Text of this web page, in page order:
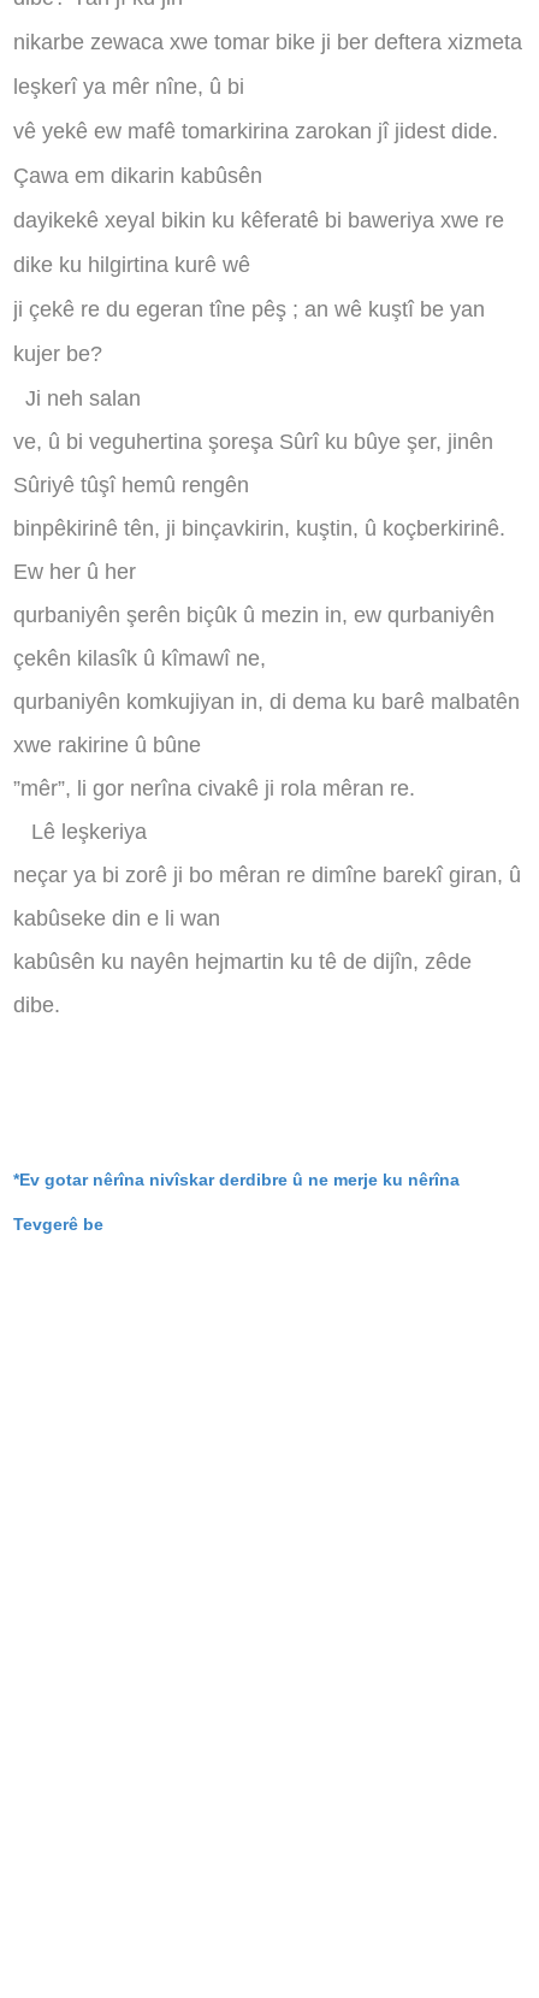
nikarbe zewaca xwe tomar bike ji ber deftera xizmeta
leşkerî ya mêr nîne, û bi
vê yekê ew mafê tomarkirina zarokan jî jidest dide.
Çawa em dikarin kabûsên
dayikekê xeyal bikin ku kêferatê bi baweriya xwe re
dike ku hilgirtina kurê wê
ji çekê re du egeran tîne pêş ; an wê kuştî be yan
kujer be?
Ji neh salan
ve, û bi veguhertina şoreşa Sûrî ku bûye şer, jinên
Sûriyê tûşî hemû rengên
binpêkirinê tên, ji binçavkirin, kuştin, û koçberkirinê.
Ew her û her
qurbaniyên şerên biçûk û mezin in, ew qurbaniyên
çekên kilasîk û kîmawî ne,
qurbaniyên komkujiyan in, di dema ku barê malbatên
xwe rakirine û bûne
”mêr”, li gor nerîna civakê ji rola mêran re.
Lê leşkeriya
neçar ya bi zorê ji bo mêran re dimîne barekî giran, û
kabûseke din e li wan
kabûsên ku nayên hejmartin ku tê de dijîn, zêde
dibe.
*Ev gotar nêrîna nivîskar derdibre û ne merje ku nêrîna
Tevgerê be